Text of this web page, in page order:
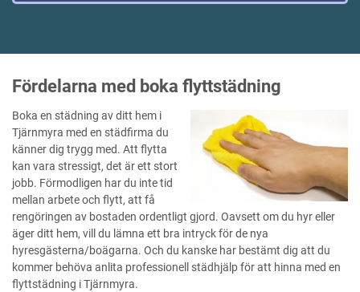
Fördelarna med boka flyttstädning
Boka en städning av ditt hem i
Tjärnmyra med en städfirma du
känner dig trygg med. Att flytta
kan vara stressigt, det är ett stort
jobb. Förmodligen har du inte tid
mellan arbete och flytt, att få
rengöringen av bostaden ordentligt gjord. Oavsett om du hyr eller
äger ditt hem, vill du lämna ett bra intryck för de nya
hyresgästerna/boägarna. Och du kanske har bestämt dig att du
kommer behöva anlita professionell städhjälp för att hinna med en
flyttstädning i Tjärnmyra.